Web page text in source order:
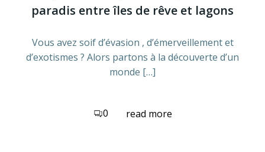
paradis entre îles de rêve et lagons
Vous avez soif d’évasion , d’émerveillement et
d’exotismes ? Alors partons à la découverte d’un
monde […]
0 read more